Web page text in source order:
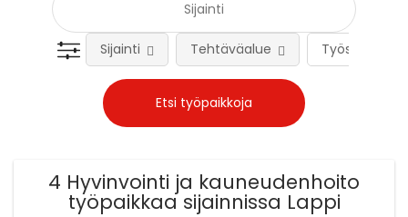
Työsuhteen
Sijainti Tehtäväalue
4 Hyvinvointi ja kauneudenhoito
työpaikkaa sijainnissa Lappi